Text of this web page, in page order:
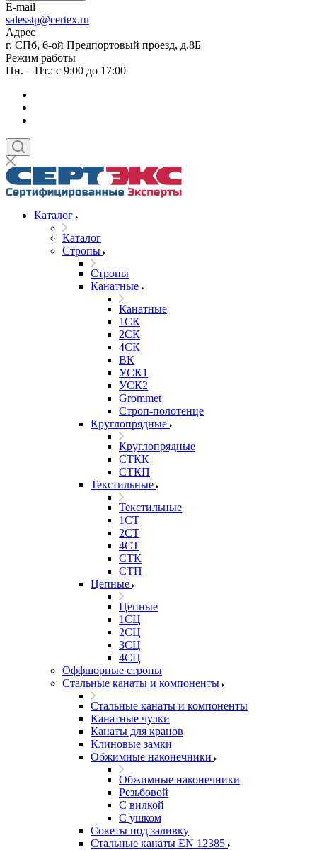
E-mail
salesstp@certex.ru
Адрес
г. СПб, 6-ой Предпортовый проезд, д.8Б
Режим работы
Пн. – Пт.: с 9:00 до 17:00
Каталог
Каталог
Стропы
Стропы
Канатные
Канатные
1СК
2СК
4СК
ВК
УСК1
УСК2
Grommet
Строп-полотенце
Круглопрядные
Круглопрядные
СТКК
СТКП
Текстильные
Текстильные
1СТ
2СТ
4СТ
СТК
СТП
Цепные
Цепные
1СЦ
2СЦ
3СЦ
4СЦ
Оффшорные стропы
Стальные канаты и компоненты
Стальные канаты и компоненты
Канатные чулки
Канаты для кранов
Клиновые замки
Обжимные наконечники
Обжимные наконечники
Резьбовой
С вилкой
С ушком
Сокеты под заливку
Стальные канаты EN 12385